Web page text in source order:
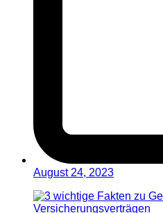
August 24, 2023